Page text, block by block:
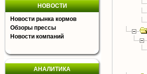
НОВОСТИ
Новости рынка кормов
Обзоры прессы
Новости компаний
АНАЛИТИКА